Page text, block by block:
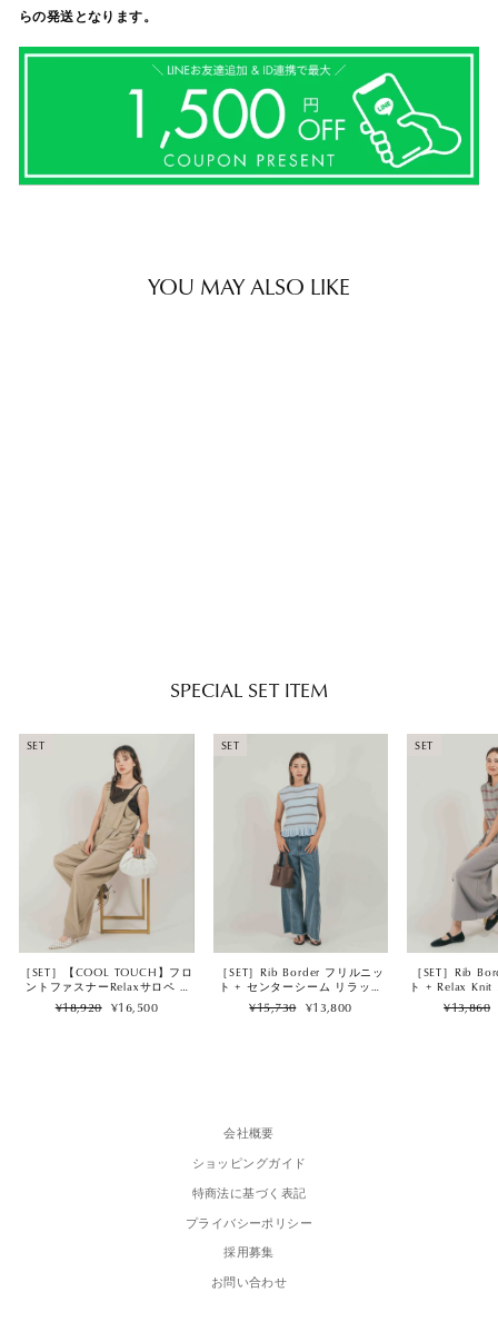
らの発送となります。
YOU MAY ALSO LIKE
SPECIAL SET ITEM
SET
［SET］【COOL TOUCH】フロ
ントファスナーRelaxサロペ +
2Way スクエア Vネックニット
タンク（2SET）
Regular
¥18,920 Sale
¥16,500
SET
［SET］Rib Border フリルニッ
ト + センターシーム リラック
スデニム（2SET）
Regular
¥15,730 Sale
¥13,800
SET
［SET］Rib
ト + Relax Knit
ート（
Regular
¥13,860
会社概要
ショッピングガイド
特商法に基づく表記
プライバシーポリシー
採用募集
お問い合わせ